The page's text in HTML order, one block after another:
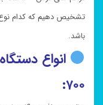
باشد.
انواع
۷۰۰: